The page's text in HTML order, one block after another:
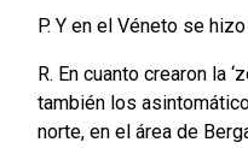
P. Y en el Véneto se
R. En cuanto crearon la
también los
norte, en el área de